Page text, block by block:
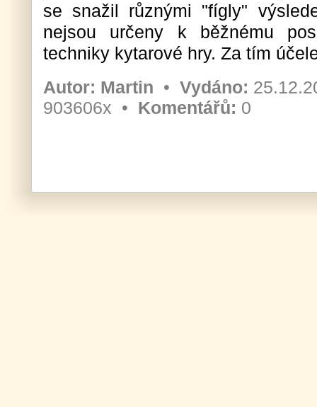
se snažil různými "fígly"
nejsou určeny k běžnému
techniky kytarové hry. Za tím
Autor: Martin • Vydáno:
903606x • Komentářů: 0